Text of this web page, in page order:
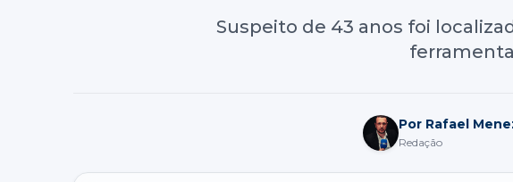
Suspeito de 43 anos foi
Por Rafael
Redação